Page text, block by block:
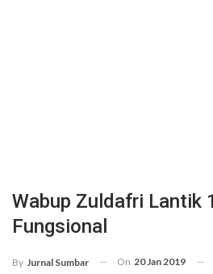
Wabup Zuldafri Lantik
Fungsional
By Jurnal Sumbar On 20 Jan 2019